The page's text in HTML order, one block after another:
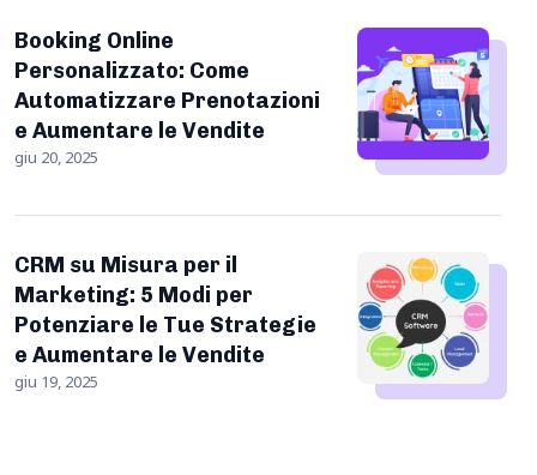
Booking Online
Personalizzato: Come
Automatizzare Prenotazioni
e Aumentare le Vendite
giu 20, 2025
CRM su Misura per il
Marketing: 5 Modi per
Potenziare le Tue Strategie
e Aumentare le Vendite
giu 19, 2025